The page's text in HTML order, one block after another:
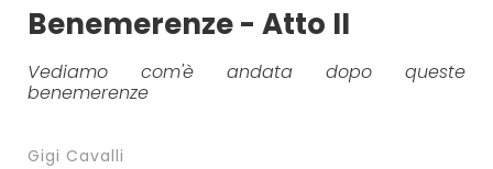
Benemerenze - Atto II
Vediamo com'è andata dopo queste
benemerenze
Gigi Cavalli